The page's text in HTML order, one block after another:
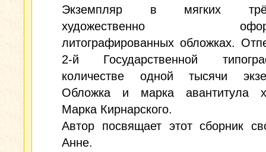
Экземпляр в мягких
художественно
литографированных обложках.
2-й Государственной
количестве одной тысячи
Обложка и марка авантитула
Марка Кирнарского.
Автор посвящает этот сборник
Анне.